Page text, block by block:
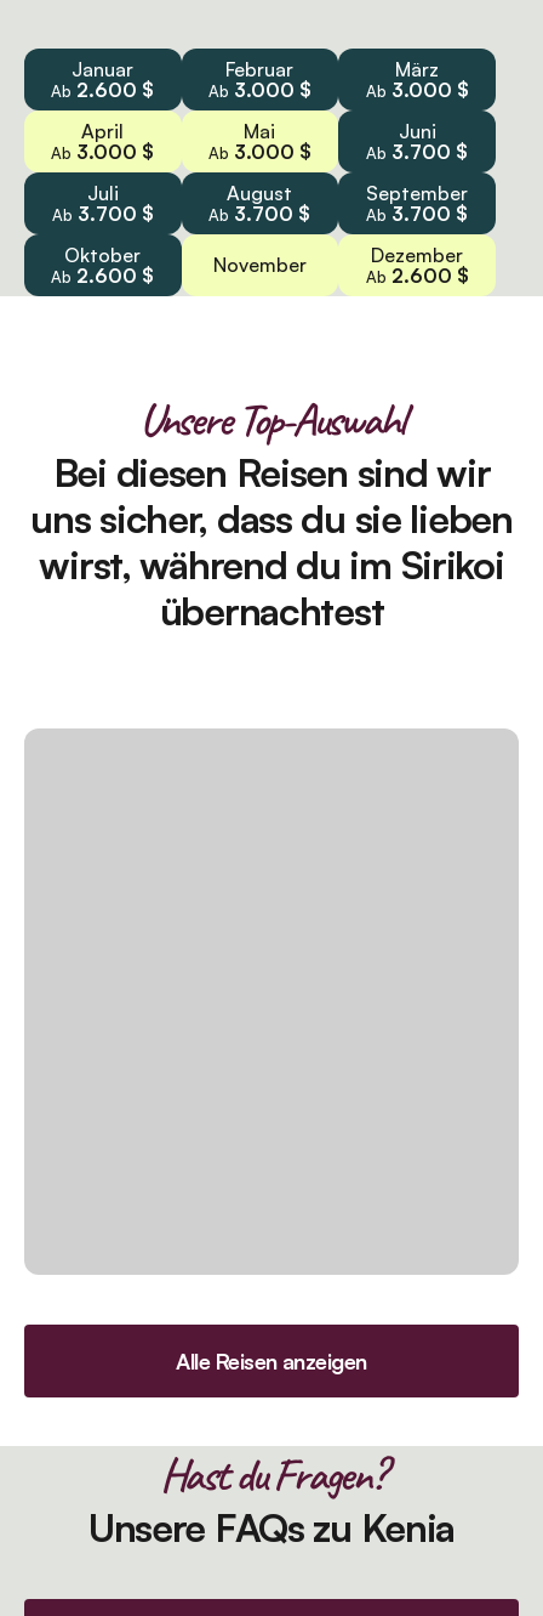
Januar
Ab 2.600 $
Februar
Ab 3.000 $
März
Ab 3.000 $
April
Ab 3.000 $
Mai
Ab 3.000 $
Juni
Ab 3.700 $
Juli
Ab 3.700 $
August
Ab 3.700 $
September
Ab 3.700 $
Oktober
Ab 2.600 $ November Dezember
Ab 2.600 $
Unsere Top-Auswahl
Bei diesen Reisen sind wir
uns sicher, dass du sie lieben
wirst, während du im Sirikoi
übernachtest
Alle Reisen anzeigen
Hast du Fragen?
Unsere FAQs zu Kenia